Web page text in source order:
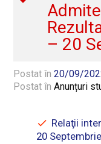
– 20
Postat în20/09/
Postat înAnunțuri
Relaţii
20